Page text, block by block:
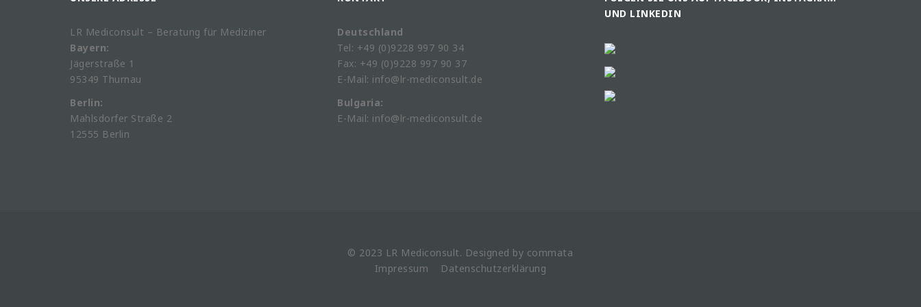
LR Mediconsult – Beratung für Mediziner
Bayern:
Jägerstraße 1
95349 Thurnau
Berlin:
Mahlsdorfer Straße 2
12555 Berlin
Deutschland
Tel: +49 (0)9228 997 90 34
Fax: +49 (0)9228 997 90 37
E-Mail: info@lr-mediconsult.de
Bulgaria:
E-Mail: info@lr-mediconsult.de
UND LINKEDIN
© 2023 LR Mediconsult. Designed by commata
Impressum
Datenschutzerklärung